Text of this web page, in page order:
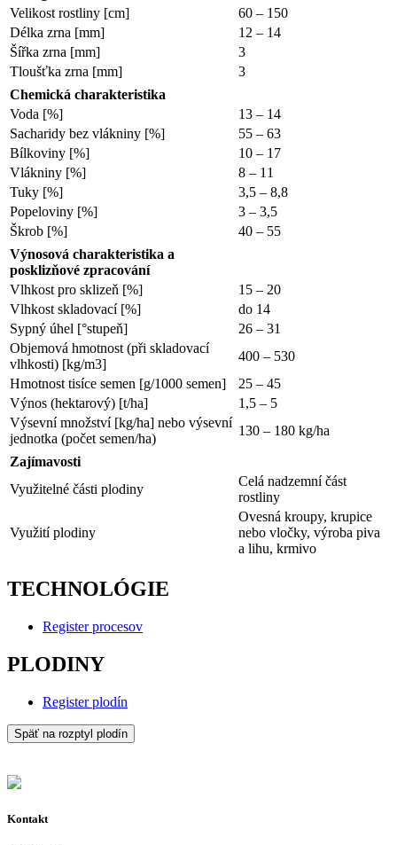
Velikost rostliny [cm]
60 – 150
Délka zrna [mm]
12 – 14
Šířka zrna [mm]
3
Tloušťka zrna [mm]
3
Chemická charakteristika
Voda [%]
13 – 14
Sacharidy bez vlákniny [%]
55 – 63
Bílkoviny [%]
10 – 17
Vlákniny [%]
8 – 11
Tuky [%]
3,5 – 8,8
Popeloviny [%]
3 – 3,5
Škrob [%]
40 – 55
Výnosová charakteristika a
posklizňové zpracování
Vlhkost pro sklizeň [%]
15 – 20
Vlhkost skladovací [%]
do 14
Sypný úhel [°stupeň]
26 – 31
Objemová hmotnost (při skladovací
vlhkosti) [kg/m3]
400 – 530
Hmotnost tisíce semen [g/1000 semen]
25 – 45
Výnos (hektarový) [t/ha]
1,5 – 5
Výsevní množství [kg/ha] nebo výsevní
jednotka (počet semen/ha)
130 – 180 kg/ha
Zajímavosti
Využitelné části plodiny
Celá nadzemní část
rostliny
Využití plodiny
Ovesná kroupy, krupice
nebo vločky, výroba piva
a lihu, krmivo
TECHNOLÓGIE
Register procesov
PLODINY
Register plodín
Späť na rozptyl plodín
Kontakt